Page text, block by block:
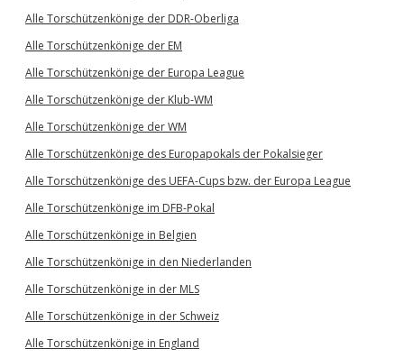
Alle Torschützenkönige der DDR-Oberliga
Alle Torschützenkönige der EM
Alle Torschützenkönige der Europa League
Alle Torschützenkönige der Klub-WM
Alle Torschützenkönige der WM
Alle Torschützenkönige des Europapokals der Pokalsieger
Alle Torschützenkönige des UEFA-Cups bzw. der Europa League
Alle Torschützenkönige im DFB-Pokal
Alle Torschützenkönige in Belgien
Alle Torschützenkönige in den Niederlanden
Alle Torschützenkönige in der MLS
Alle Torschützenkönige in der Schweiz
Alle Torschützenkönige in England